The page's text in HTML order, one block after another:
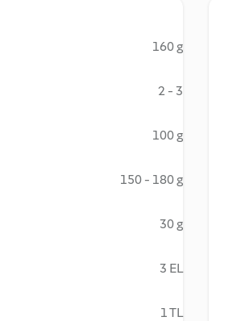
160 g
2 - 3
100 g
150 - 180 g
30 g
3 EL
1 TL